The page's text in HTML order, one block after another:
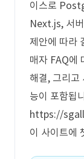
이스로
Next.js, 서
제안에 따라
매자 FAQ에
해결, 그리고
능이 포함됩
https://
이 사이트에